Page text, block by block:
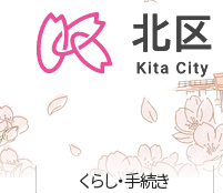
くらし・手続き